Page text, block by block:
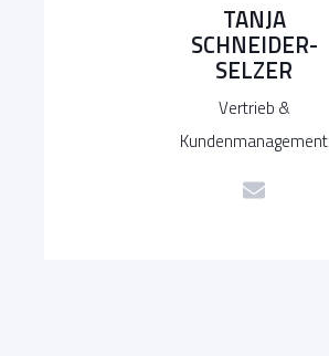
TANJA
SCHNEIDER-
SELZER
Vertrieb &
Kundenmanagement